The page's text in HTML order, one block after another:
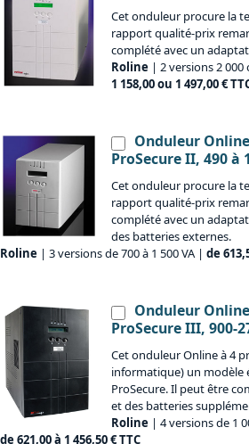
Cet onduleur procure la
rapport qualité-prix
complété avec un
Roline | 2 versions 2 000
1 158,00 ou 1 497,00 €
Onduleur
ProSecure II, 490 à
Cet onduleur procure la
rapport qualité-prix
complété avec un
des batteries externes.
Roline | 3 versions de 700 à 1 500 VA | de
Onduleur
ProSecure III, 900-
Cet onduleur Online à 4
informatique) un modèle
ProSecure. Il peut être
et des batteries
Roline | 4 versions de 1
de 621,00 à 1 456,50 € TTC